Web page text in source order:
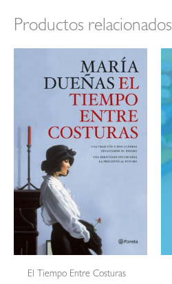
Productos relacionados
El Tiempo Entre Costuras